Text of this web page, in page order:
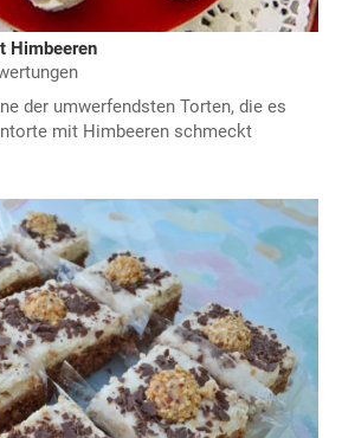
Himbeeren
der umwerfendsten Torten, die es
mit Himbeeren schmeckt